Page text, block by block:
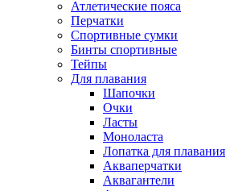
Атлетические пояса
Перчатки
Спортивные сумки
Бинты спортивные
Тейпы
Для плавания
Шапочки
Очки
Ласты
Моноласта
Лопатка для плавания
Акваперчатки
Аквагантели